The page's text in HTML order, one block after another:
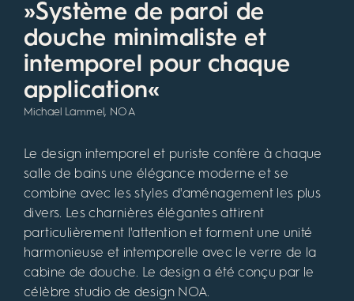
»Système de paroi de
douche minimaliste et
intemporel pour chaque
application«
Michael Lammel, NOA
Le design intemporel et puriste confère à chaque
salle de bains une élégance moderne et se
combine avec les styles d'aménagement les plus
divers. Les charnières élégantes attirent
particulièrement l'attention et forment une unité
harmonieuse et intemporelle avec le verre de la
cabine de douche. Le design a été conçu par le
célèbre studio de design NOA.